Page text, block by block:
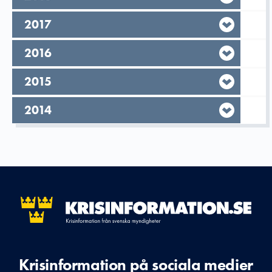
År,
2017
År,
2016
År,
2015
År,
2014
Krisinformation på sociala medier